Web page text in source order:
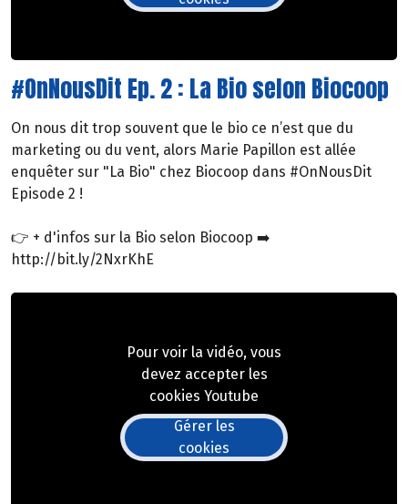
#OnNousDit Ep. 2 : La Bio selon Biocoop
On nous dit trop souvent que le bio ce n’est que du
marketing ou du vent, alors Marie Papillon est allée
enquêter sur "La Bio" chez Biocoop dans #OnNousDit
Episode 2 !
👉 + d'infos sur la Bio selon Biocoop ➡️
http://bit.ly/2NxrKhE
Pour voir la vidéo, vous
devez accepter les
cookies Youtube
Gérer les
cookies